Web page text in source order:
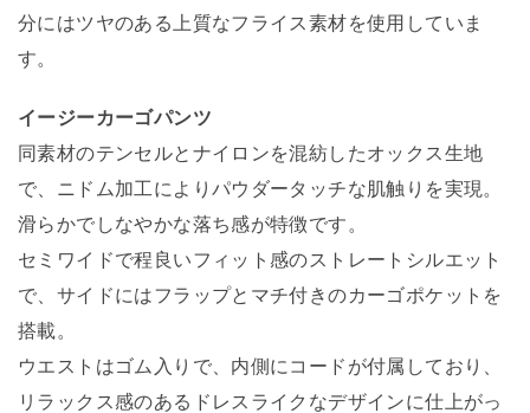
分にはツヤのある上質なフライス素材を使用していま
す。
イージーカーゴパンツ
同素材のテンセルとナイロンを混紡したオックス生地
で、ニドム加工によりパウダータッチな肌触りを実現。
滑らかでしなやかな落ち感が特徴です。
セミワイドで程良いフィット感のストレートシルエット
で、サイドにはフラップとマチ付きのカーゴポケットを
搭載。
ウエストはゴム入りで、内側にコードが付属しており、
リラックス感のあるドレスライクなデザインに仕上がっ